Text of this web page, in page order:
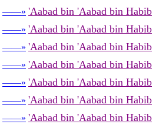
——» 'Aabad bin 'Aabad bin Habib
——» 'Aabad bin 'Aabad bin Habib
——» 'Aabad bin 'Aabad bin Habib
——» 'Aabad bin 'Aabad bin Habib
——» 'Aabad bin 'Aabad bin Habib
——» 'Aabad bin 'Aabad bin Habib
——» 'Aabad bin 'Aabad bin Habib